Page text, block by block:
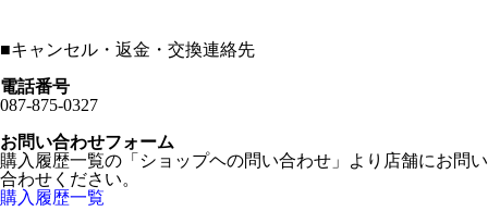
■キャンセル・返金・交換連絡先
電話番号
087-875-0327
お問い合わせフォーム
購入履歴一覧の「ショップヘの問い合わせ」より店舗にお問い
合わせください。
購入履歴一覧